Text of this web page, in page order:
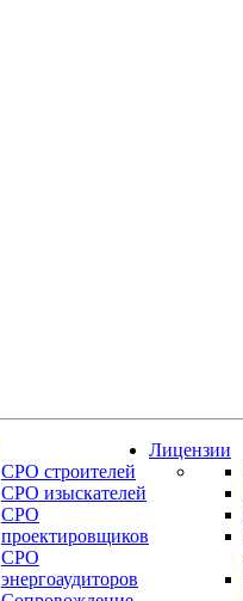
СРО строителей
СРО изыскателей
СРО
проектировщиков
СРО
энергоаудиторов
Лицензии